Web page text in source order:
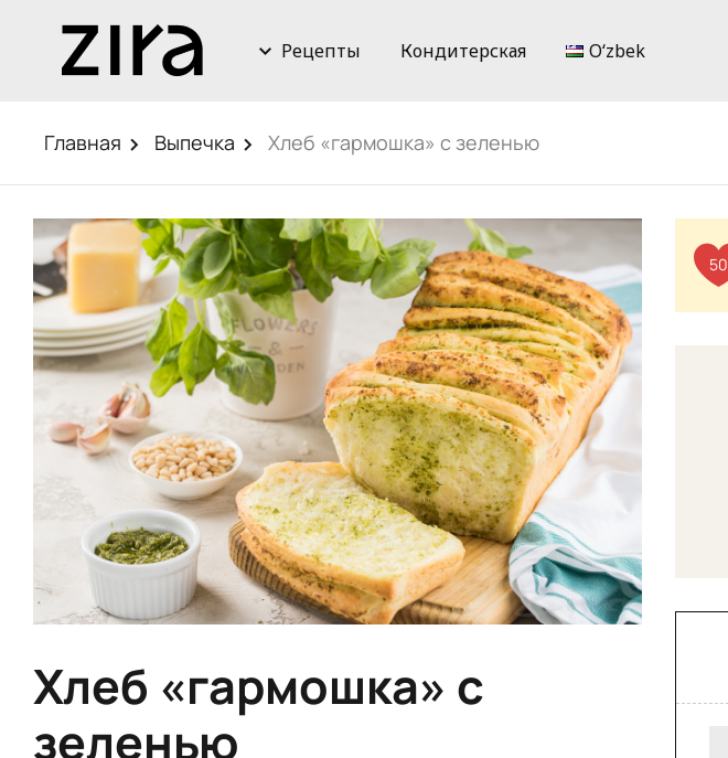
Рецепты Кондитерская Oʻzbek
Главная Выпечка Хлеб «гармошка» с зеленью
Хлеб «гармошка» с
зеленью
50